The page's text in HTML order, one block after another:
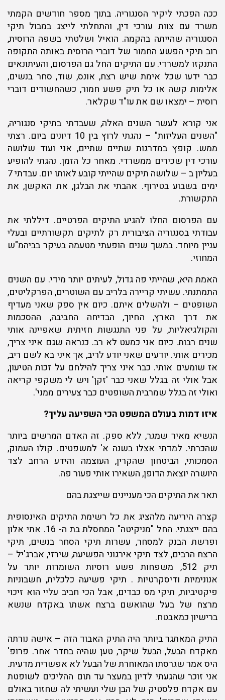
ככה הפכתי ליקיר הסנגוריה. בתוך מספר חודשים הקמתי
משרד עם צוות עורכי דין, והתחלתי לייצג במבול תיקי
הסנגוריה שהייתה בהקמה. הואיל ושלטתי בשפה הרוסית,
רוב תיקי הפשע החמור של דוברי הרוסית באותה התקופה
התנקזו למשרדי. עם התיקים החל גם הפרסום, והעיתונאים
כבר ידעו שכל אימת שיש רצח, אונס, שוד, סחר בנשים,
אלימות קשה או כל תיק פשע חמור, כשהחשודים דוברי
רוסית – ימצאו שם את עו"ד שקלאר.
אני קורא לעשר השנים האלה, שעבדתי בתיקי סנגוריה,
"השנים העליזות" – נהגתי לרוץ בין 10 דיונים ביום. רצתי
ממש. קופץ במדרגות שתיים שתיים, אני ועוד שלושה
עורכי דין שכירים ממשרדי. מאחר כל הזמן. נהגתי להופיע
בעליון ב – שלושה תיקים שהייתי קובע לאותו יום. עבדתי 7
ימים בשבוע בטירוף. אהבתי את הבלגן, את האקשן, את
התקשורת.
עם הפרסום החלו להגיע התיקים הפרטיים. דיללתי את
עבודתי בסנגוריה הציבורית רק לתיקים תקשורתיים ובעלי
עניין מיוחד. במשך שנים הופעתי מטעמה בעיקר בביהמ"ש
המחוזי.
האמת היא, שהייתי פה גדול, לעיתים יותר מידי. עם השנים
התמתנתי. עשיתי קריירה בלריב עם השוטרים, הפרקליטים,
השופטים – ולהשלים איתם. כיום אין ספק שאני מעדיף
את דרך הארץ, החיוך, הבדיחה החביבה, ההסכמות
והקולגיאליות, על פני התנגשות חזיתית שאפיינה אותי
שנים רבות. כיום אני כמעט לא רב. כנראה שגם איני צריך,
מכירים אותי. יודעים שאני יודע לריב, אך איני בא לשם ריב,
אז שומעים אותי. כבר איני צריך להילחם על זכות הטיעון,
אבל אולי זה בגלל שאני כבר 'זקן' ויש לי משקפי קריאה
ואולי זה בגלל שמרבית השופטים כבר צעירים ממני'.
איזו דמות בעולם המשפט הכי השפיעה עליך?
הנשיא מאיר שמגר, ללא ספק. זה האדם המרשים ביותר
שהכרתי. למדתי אצלו בשנה א' למשפטים. קולו העמוק,
הסמכותי, הביטחון שהקרין, העוצמה והידע הרחב לצד
היושרה יוצאת הדופן, השאירו אותי פעור פה.
תאר את התיקים הכי מעניינים שייצגת בהם
קצרה היריעה מלהציג את כל רשימת התיקים האינסופית
בהם ייצגתי. החל "מניקיטה" המחסלת בת ה- 16. אתי אלון
ופרשת הבנק למסחר, עשרות תיקי הסחר בנשים, תיקי
הרצח הרבים, לצד תיקי אירגוני הפשיעה, שירזי, אברג'יל –
תיק 512, משפחות פשע רוסיות השומרות יותר על
אנונימיות ודיסקרטיות . תיקי פשיעה כלכלית, חשבוניות
פיקטיביות, תיקי מס כבדים, אבל הכי חביב עליי הוא זיכוי
מרצח של בעל שהואשם ברצח אשתו באקדח שנשא
ברישיון כמאבטח.
התיק המאתגר ביותר היה התיק האבוד הזה – אישה נורתה
מאקדח הבעל, הבעל שיקר, טען שהיה בחדר אחר. פרופ'
היס אמר שגרסתו המאוחרת של הבעל לא אפשרית מדעית.
אני זוכר שהגעתי לדיון במעצר עד תום ההליכים לשופטת
עם אקדח פלסטיק של הבן שלי ועשיתי לה שחזור באולם